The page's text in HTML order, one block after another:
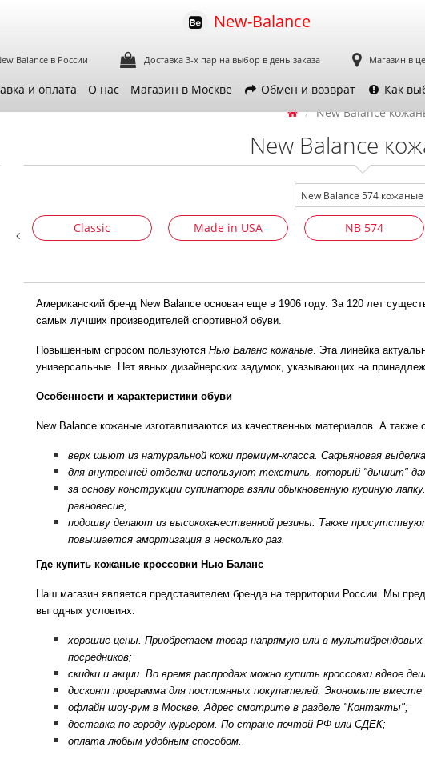
New-Balance
Balance в России Доставка 3-х пар на выбор в день заказа Магазин в
и оплата О нас Магазин в Москве Обмен и возврат Как
New Balance
New Balance
New Balance 574 кожаные
Classic Made in USA NB 574
Американский бренд New Balance основан еще в 1906 году. За 120 лет
самых лучших производителей спортивной обуви.
Повышенным спросом пользуются Нью Баланс кожаные. Эта линейка
универсальные. Нет явных дизайнерских задумок, указывающих на
Особенности и характеристики обуви
New Balance кожаные изготавливаются из качественных материалов. А
верх шьют из натуральной кожи премиум-класса. Сафьяновая
для внутренней отделки используют текстиль, который "дышит"
за основу конструкции супинатора взяли обыкновенную куриную
равновесие;
подошву делают из высококачественной резины. Также
повышается амортизация в несколько раз.
Где купить кожаные кроссовки Нью Баланс
Наш магазин является представителем бренда на территории России. Мы
выгодных условиях:
хорошие цены. Приобретаем товар напрямую или в
посредников;
скидки и акции. Во время распродаж можно купить кроссовки вдвое
дисконт программа для постоянных покупателей. Экономьте
офлайн шоу-рум в Москве. Адрес смотрите в разделе "Контакты";
доставка по городу курьером. По стране почтой РФ или СДЕК;
оплата любым удобным способом.